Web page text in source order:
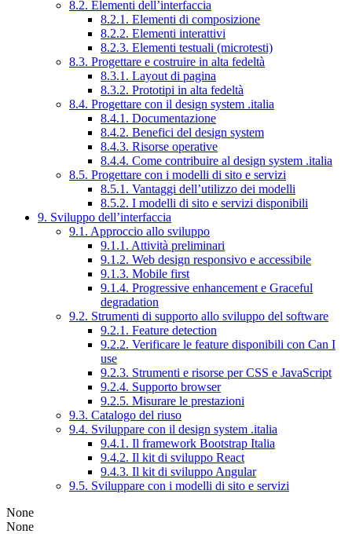
8.2. Elementi dell’interfaccia
8.2.1. Elementi di composizione
8.2.2. Elementi interattivi
8.2.3. Elementi testuali (microtesti)
8.3. Progettare e costruire in alta fedeltà
8.3.1. Layout di pagina
8.3.2. Prototipi in alta fedeltà
8.4. Progettare con il design system .italia
8.4.1. Documentazione
8.4.2. Benefici del design system
8.4.3. Risorse operative
8.4.4. Come contribuire al design system .italia
8.5. Progettare con i modelli di sito e servizi
8.5.1. Vantaggi dell’utilizzo dei modelli
8.5.2. I modelli di sito e servizi disponibili
9. Sviluppo dell’interfaccia
9.1. Approccio allo sviluppo
9.1.1. Attività preliminari
9.1.2. Web design responsivo e accessibile
9.1.3. Mobile first
9.1.4. Progressive enhancement e Graceful
degradation
9.2. Strumenti di supporto allo sviluppo del software
9.2.1. Feature detection
9.2.2. Verificare le feature disponibili con Can I
use
9.2.3. Strumenti e risorse per CSS e JavaScript
9.2.4. Supporto browser
9.2.5. Misurare le prestazioni
9.3. Catalogo del riuso
9.4. Sviluppare con il design system .italia
9.4.1. Il framework Bootstrap Italia
9.4.2. Il kit di sviluppo React
9.4.3. Il kit di sviluppo Angular
9.5. Sviluppare con i modelli di sito e servizi
None
None